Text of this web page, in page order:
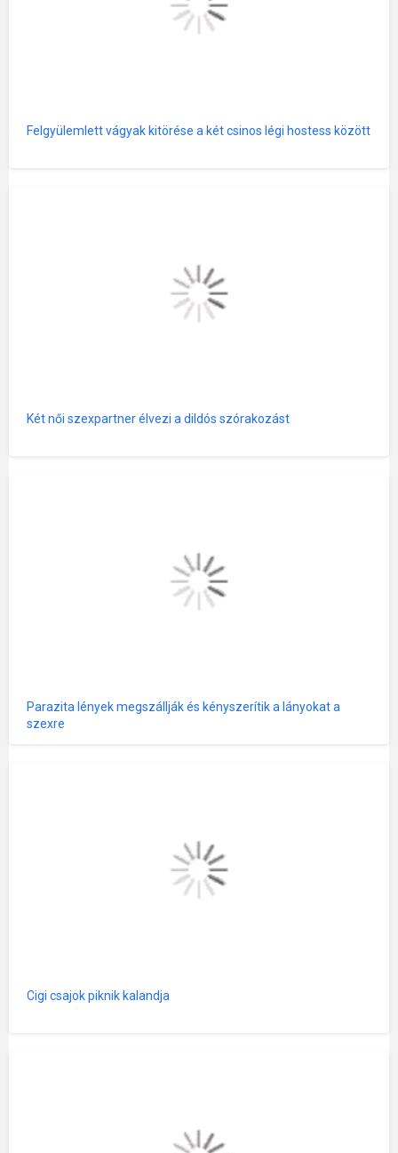
Felgyülemlett vágyak kitörése a két csinos légi hostess között
Két női szexpartner élvezi a dildós szórakozást
Parazita lények megszállják és kényszerítik a lányokat a
szexre
Cigi csajok piknik kalandja